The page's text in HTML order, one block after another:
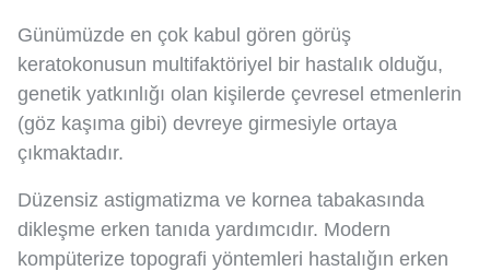
Günümüzde en çok kabul gören görüş
keratokonusun multifaktöriyel bir hastalık olduğu,
genetik yatkınlığı olan kişilerde çevresel etmenlerin
(göz kaşıma gibi) devreye girmesiyle ortaya
çıkmaktadır.
Düzensiz astigmatizma ve kornea tabakasında
dikleşme erken tanıda yardımcıdır. Modern
kompüterize topografi yöntemleri hastalığın erken